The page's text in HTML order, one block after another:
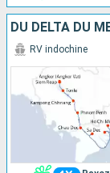
RV indochine